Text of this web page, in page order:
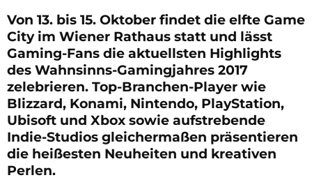
Von 13. bis 15. Oktober findet die elfte Game
City im Wiener Rathaus statt und lässt
Gaming-Fans die aktuellsten Highlights
des Wahnsinns-Gamingjahres 2017
zelebrieren. Top-Branchen-Player wie
Blizzard, Konami, Nintendo, PlayStation,
Ubisoft und Xbox sowie aufstrebende
Indie-Studios gleichermaßen präsentieren
die heißesten Neuheiten und kreativen
Perlen.